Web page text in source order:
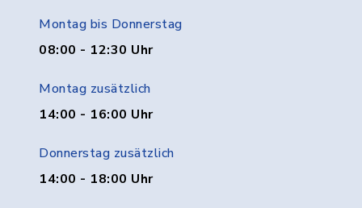
Montag bis Donnerstag
08:00 - 12:30 Uhr
Montag zusätzlich
14:00 - 16:00 Uhr
Donnerstag zusätzlich
14:00 - 18:00 Uhr